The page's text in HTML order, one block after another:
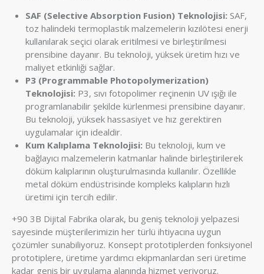
SAF (Selective Absorption Fusion) Teknolojisi: SAF,
toz halindeki termoplastik malzemelerin kızılötesi enerji
kullanılarak seçici olarak eritilmesi ve birleştirilmesi
prensibine dayanır. Bu teknoloji, yüksek üretim hızı ve
maliyet etkinliği sağlar.
P3 (Programmable Photopolymerization)
Teknolojisi: P3, sıvı fotopolimer reçinenin UV ışığı ile
programlanabilir şekilde kürlenmesi prensibine dayanır.
Bu teknoloji, yüksek hassasiyet ve hız gerektiren
uygulamalar için idealdir.
Kum Kalıplama Teknolojisi: Bu teknoloji, kum ve
bağlayıcı malzemelerin katmanlar halinde birleştirilerek
döküm kalıplarının oluşturulmasında kullanılır. Özellikle
metal döküm endüstrisinde kompleks kalıpların hızlı
üretimi için tercih edilir.
+90 3B Dijital Fabrika olarak, bu geniş teknoloji yelpazesi
sayesinde müşterilerimizin her türlü ihtiyacına uygun
çözümler sunabiliyoruz. Konsept prototiplerden fonksiyonel
prototiplere, üretime yardımcı ekipmanlardan seri üretime
kadar geniş bir uygulama alanında hizmet veriyoruz.